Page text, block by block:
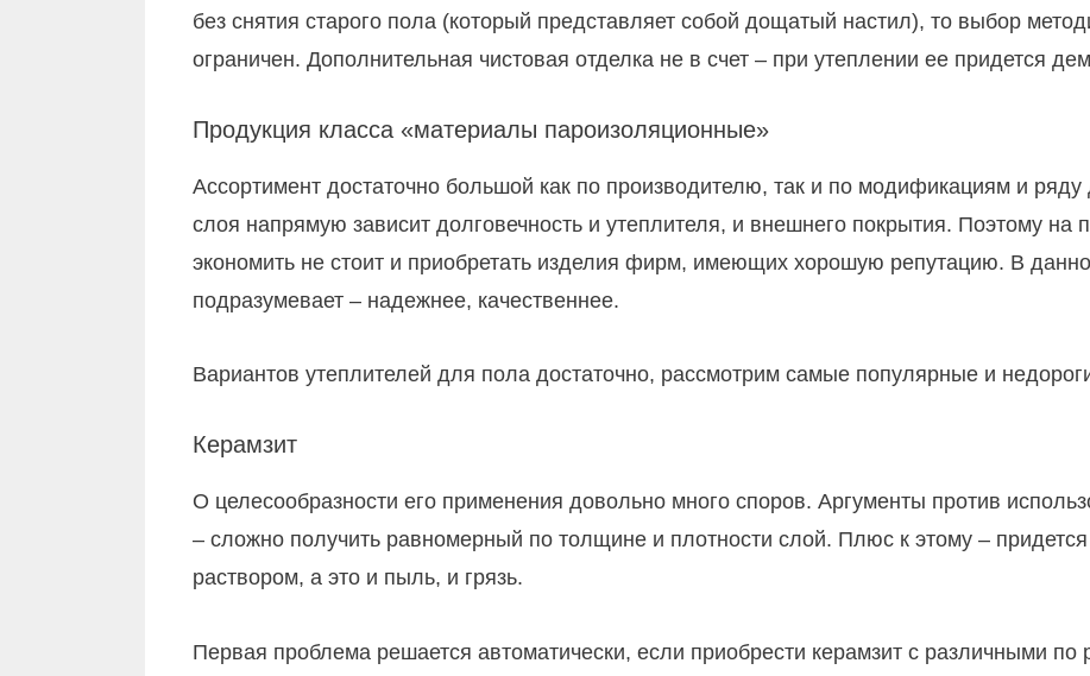
без снятия старого пола (который представляет собой дощатый настил), то выбор
ограничен. Дополнительная чистовая отделка не в счет – при утеплении ее придется
Продукция класса «материалы пароизоляционные»
Ассортимент достаточно большой как по производителю, так и по модификациям и ряду
слоя напрямую зависит долговечность и утеплителя, и внешнего покрытия. Поэтому на
экономить не стоит и приобретать изделия фирм, имеющих хорошую репутацию. В
подразумевает – надежнее, качественнее.
Вариантов утеплителей для пола достаточно, рассмотрим самые популярные и
Керамзит
О целесообразности его применения довольно много споров. Аргументы против
– сложно получить равномерный по толщине и плотности слой. Плюс к этому –
раствором, а это и пыль, и грязь.
Первая проблема решается автоматически, если приобрести керамзит с различными